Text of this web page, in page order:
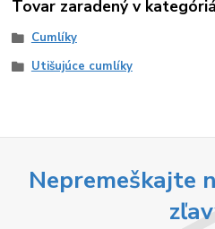
Tovar zaradený v
Cumlíky
Utišujúce cumlíky
Nepremeškajte